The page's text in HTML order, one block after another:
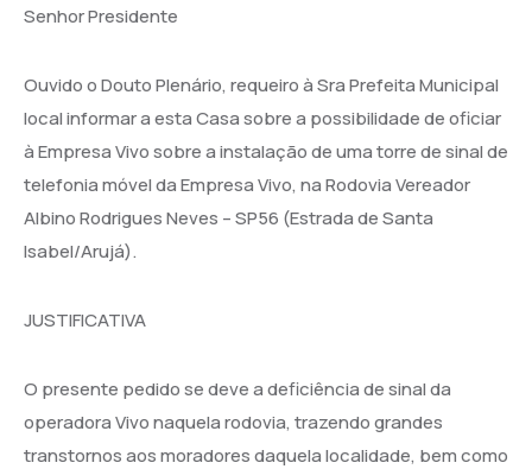
Senhor Presidente
Ouvido o Douto Plenário, requeiro à Sra Prefeita Municipal
local informar a esta Casa sobre a possibilidade de oficiar
à Empresa Vivo sobre a instalação de uma torre de sinal de
telefonia móvel da Empresa Vivo, na Rodovia Vereador
Albino Rodrigues Neves – SP56 (Estrada de Santa
Isabel/Arujá).
JUSTIFICATIVA
O presente pedido se deve a deficiência de sinal da
operadora Vivo naquela rodovia, trazendo grandes
transtornos aos moradores daquela localidade, bem como